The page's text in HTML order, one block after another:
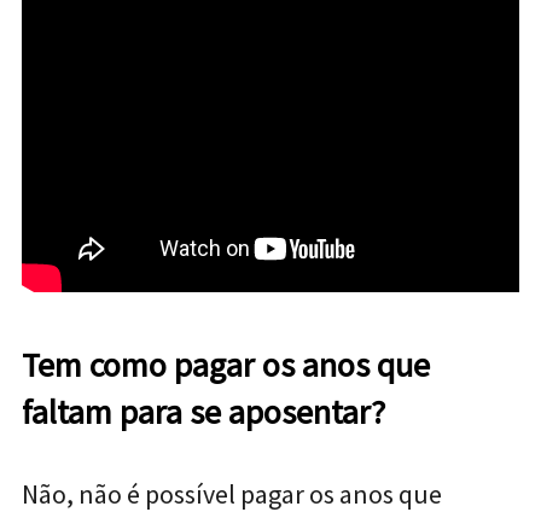
Tem como pagar os anos que
faltam para se aposentar?
Não, não é possível pagar os anos que